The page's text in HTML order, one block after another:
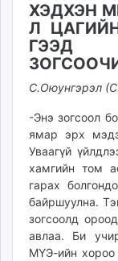
ХЭДХЭН
Л
ГЭЭД
С.Оюунгэрэл
-Энэ зогсоол
ямар эрх
Уваагүй
хамгийн том
гарах
байршуулна.
зогсоолд
авлаа. Би
МҮЭ-ийн хороо